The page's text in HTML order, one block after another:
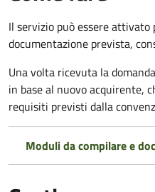
Il servizio può essere
documentazione prevista,
Una volta ricevuta la
in base al nuovo acquirente,
requisiti previsti dalla
Moduli da compilare e